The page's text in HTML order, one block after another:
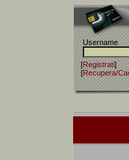
Username
[Registrati]
[Recupera/